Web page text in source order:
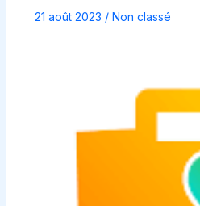
21 août 2023 / Non classé